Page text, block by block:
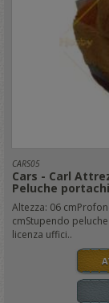
CARS05
Cars - Carl
Peluche
Altezza: 06
cmStupendo
licenza uffici..